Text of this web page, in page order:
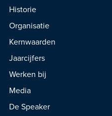
Historie
Organisatie
Kernwaarden
Jaarcijfers
Werken bij
Media
De Speaker